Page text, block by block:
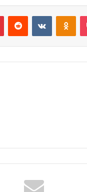
PinterestReddit VKontakte